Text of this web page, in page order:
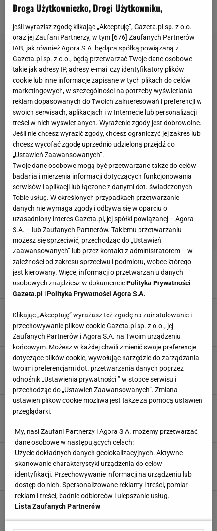
nawet kobiety [WIDEO]
Hat-trick Verstappena! Zdobył kolejny tytuł
mistrza świata Formuły 1
Błażej Winter,7 PAŹDZIERNIKA 2023, 21:24
nieuchwytni
Dawid Gruntkowski, 30 KWIETNIA 2023, 15:48
Dominacja Red Bulla w F1 trwa. Sędziowie
zrzucili Alonso z podium
Dawid Gruntkowski, 19 MARCA 2023, 19:44
Dramat Verstappena w kwalifikacjach do GP
Jakub Seweryn,18 MARCA 2023, 19:36
Wielka gwiazda na meczu Polaków. Ale
wspierała rywali [WIDEO]
Aleksander Bernard,23 LISTOPADA 2022, 08:36
Red Bull nie dopiął swego. Pierwszy dublet w
historii przeszedł im koło nosa
Droga Użytkowniczko, Drogi Użytkowniku,
jeśli wyrazisz zgodę klikając „Akceptuję”, Gazeta.pl sp. z o.o.
oraz jej Zaufani Partnerzy, w tym [676] Zaufanych Partnerów
IAB, jak również Agora S.A. będąca spółką powiązaną z
Gazeta.pl sp. z o.o., będą przetwarzać Twoje dane osobowe
takie jak adresy IP, adresy e-mail czy identyfikatory plików
cookie lub inne informacje zapisane w tych plikach do celów
marketingowych, w szczególności na potrzeby wyświetlania
reklam dopasowanych do Twoich zainteresowań i preferencji w
swoich serwisach, aplikacjach i w Internecie lub personalizacji
treści w nich wyświetlanych. Wyrażenie zgody jest dobrowolne.
Jeśli nie chcesz wyrazić zgody, chcesz ograniczyć jej zakres lub
chcesz wycofać zgodę uprzednio udzieloną przejdź do
„Ustawień Zaawansowanych”.
Twoje dane osobowe mogą być przetwarzane także do celów
badania i mierzenia informacji dotyczących funkcjonowania
serwisów i aplikacji lub łączone z danymi dot. świadczonych
Tobie usług. W określonych przypadkach przetwarzanie
danych nie wymaga zgody i odbywa się w oparciu o
uzasadniony interes Gazeta.pl, jej spółki powiązanej – Agora
S.A. – lub Zaufanych Partnerów. Takiemu przetwarzaniu
możesz się sprzeciwić, przechodząc do „Ustawień
Zaawansowanych” lub przez kontakt z administratorem – w
zależności od zakresu sprzeciwu i podmiotu, wobec którego
jest kierowany. Więcej informacji o przetwarzaniu danych
osobowych znajdziesz w dokumenciePolityka Prywatności
Gazeta.pl iPolityka Prywatności Agora S.A.
Klikając „Akceptuję” wyrażasz też zgodę na zainstalowanie i
przechowywanie plików cookie Gazeta.pl sp. z o.o., jej
Zaufanych Partnerów i Agora S.A. na Twoim urządzeniu
końcowym. Możesz w każdej chwili zmienić swoje preferencje
dotyczące plików cookie, wywołując narzędzie do zarządzania
twoimi preferencjami dot. przetwarzania danych poprzez
odnośnik „Ustawienia prywatności ” w stopce serwisu i
przechodząc do „Ustawień Zaawansowanych”. Zmiana
ustawień plików cookie możliwa jest także za pomocą ustawień
przeglądarki.
My, nasi Zaufani Partnerzy i Agora S.A. możemy przetwarzać
dane osobowe w następujących celach:
Użycie dokładnych danych geolokalizacyjnych. Aktywne
skanowanie charakterystyki urządzenia do celów
identyfikacji. Przechowywanie informacji na urządzeniu lub
dostęp do nich. Spersonalizowane reklamy i treści, pomiar
reklam i treści, badnie odbiorców i ulepszanie usług.
Lista Zaufanych Partnerów